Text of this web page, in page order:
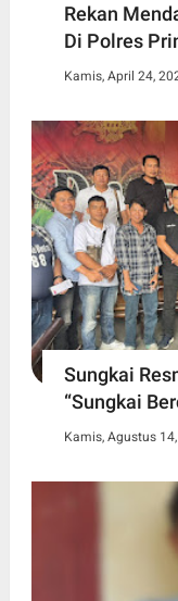
Rekan
Di Polres
Kamis, April 24,
Sungkai
“Sungkai
Kamis, Agustus